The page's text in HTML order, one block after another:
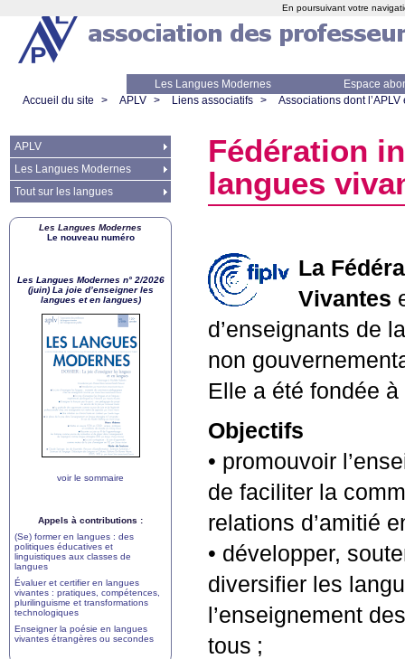
Les Langues Modernes
Espace
Accueil du site
> APLV > Liens associatifs > Associations dont l’APLV
Fédération
langues
La
Vivantes
d’enseignants de
non
Elle a été fondée
Objectifs
• promouvoir
de faciliter la
relations d’amitié
• développer,
diversifier les
l’enseignement
tous ;
APLV
Les Langues Modernes
Tout sur les langues
Les Langues Modernes
Le nouveau numéro
Les Langues Modernes n° 2/2026
(juin) La joie d’enseigner les
langues et en langues)
voir le sommaire
Appels à contributions :
(Se) former en langues : des
politiques éducatives et
linguistiques aux classes de
langues
Évaluer et certifier en langues
vivantes : pratiques, compétences,
plurilinguisme et transformations
technologiques
Enseigner la poésie en langues
vivantes étrangères ou secondes
En poursuivant votre